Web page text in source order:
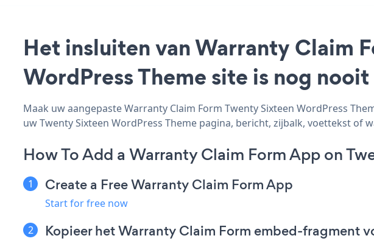
Het insluiten van Warranty Claim
WordPress Theme site is nog
Maak uw aangepaste Warranty Claim Form Twenty Sixteen WordPress
uw Twenty Sixteen WordPress Theme pagina, bericht, zijbalk, voettekst of
How To Add a Warranty Claim Form App on
Create a Free Warranty Claim Form App
Start for free now
Kopieer het Warranty Claim Form embed-fragment